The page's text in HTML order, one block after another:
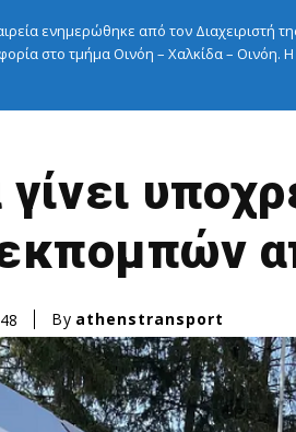
ενημερώθηκε από τον Διαχειριστή
στο τμήμα Οινόη – Χαλκίδα – Οινόη.
By athenstransport